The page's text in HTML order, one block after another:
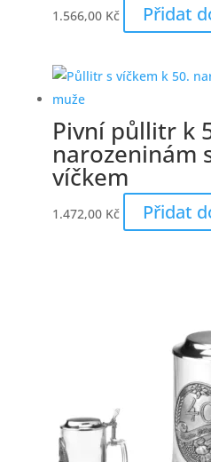
1.566,00 Kč Přidat
Pivní půllitr k
narozeninám
víčkem
1.472,00 Kč Přidat